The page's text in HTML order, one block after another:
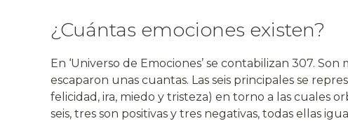
¿Cuántas emociones existen?
En ‘Universo de Emociones’ se contabilizan 307.
escaparon unas cuantas. Las seis principales se
felicidad, ira, miedo y tristeza) en torno a las cuales
seis, tres son positivas y tres negativas, todas ellas